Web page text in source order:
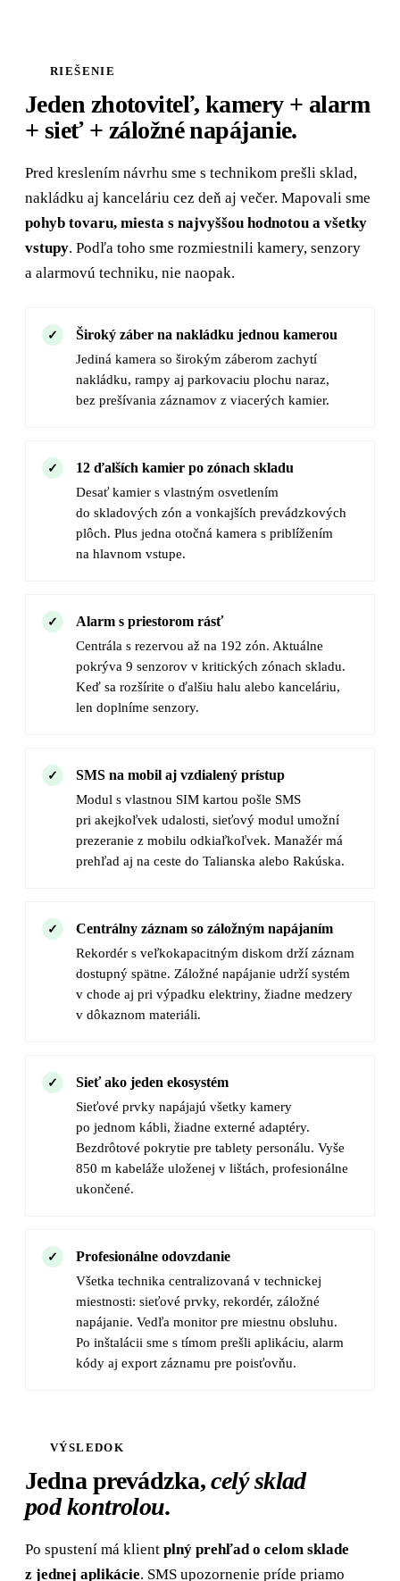
RIEŠENIE
Jeden zhotoviteľ, kamery + alarm
+ sieť + záložné napájanie.
Pred kreslením návrhu sme s technikom prešli sklad,
nakládku aj kanceláriu cez deň aj večer. Mapovali sme
pohyb tovaru, miesta s najvyššou hodnotou a všetky
vstupy. Podľa toho sme rozmiestnili kamery, senzory
a alarmovú techniku, nie naopak.
Široký záber na nakládku jednou kamerou
Jediná kamera so širokým záberom zachytí
nakládku, rampy aj parkovaciu plochu naraz,
bez prešívania záznamov z viacerých kamier.
12 ďalších kamier po zónach skladu
Desať kamier s vlastným osvetlením
do skladových zón a vonkajších prevádzkových
plôch. Plus jedna otočná kamera s priblížením
na hlavnom vstupe.
Alarm s priestorom rásť
Centrála s rezervou až na 192 zón. Aktuálne
pokrýva 9 senzorov v kritických zónach skladu.
Keď sa rozšírite o ďalšiu halu alebo kanceláriu,
len doplníme senzory.
SMS na mobil aj vzdialený prístup
Modul s vlastnou SIM kartou pošle SMS
pri akejkoľvek udalosti, sieťový modul umožní
prezeranie z mobilu odkiaľkoľvek. Manažér má
prehľad aj na ceste do Talianska alebo Rakúska.
Centrálny záznam so záložným napájaním
Rekordér s veľkokapacitným diskom drží záznam
dostupný spätne. Záložné napájanie udrží systém
v chode aj pri výpadku elektriny, žiadne medzery
v dôkaznom materiáli.
Sieť ako jeden ekosystém
Sieťové prvky napájajú všetky kamery
po jednom kábli, žiadne externé adaptéry.
Bezdrôtové pokrytie pre tablety personálu. Vyše
850 m kabeláže uloženej v lištách, profesionálne
ukončené.
Profesionálne odovzdanie
Všetka technika centralizovaná v technickej
miestnosti: sieťové prvky, rekordér, záložné
napájanie. Vedľa monitor pre miestnu obsluhu.
Po inštalácii sme s tímom prešli aplikáciu, alarm
kódy aj export záznamu pre poisťovňu.
VÝSLEDOK
Jedna prevádzka,celý sklad
pod kontrolou.
Po spustení má klient plný prehľad o celom sklade
z jednej aplikácie. SMS upozornenie príde priamo